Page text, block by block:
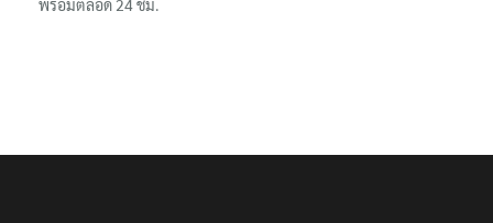
พร้อมตลอด 24 ชม.